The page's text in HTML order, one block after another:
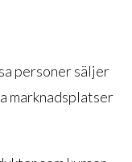
personer säljer
marknadsplatser